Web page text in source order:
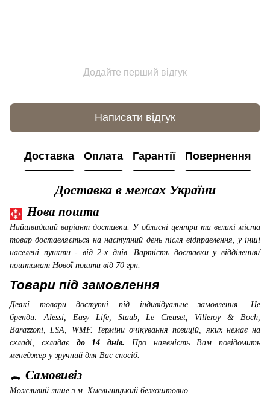
Додайте перший відгук
Написати відгук
Доставка Оплата Гарантії Повернення
Доставка в межах України
Нова пошта
Найшвидший варіант доставки. У обласні центри та великі міста
товар доставляється на наступний день після відправлення, у інші
населені пункти - від 2-х днів. Вартість доставки у відділення/
поштомат Нової пошти від 70 грн.
Товари під замовлення
Деякі товари доступні під індивідуальне замовлення. Це
бренди: Alessi, Easy Life, Staub, Le Creuset, Villeroy & Boch,
Barazzoni, LSA, WMF. Терміни очікування позицій, яких немає на
складі, складає до 14 днів. Про наявність Вам повідомить
менеджер у зручний для Вас спосіб.
Самовивіз
Можливий лише з м. Хмельницький безкоштовно.